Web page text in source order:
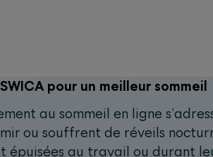
pour un meilleur sommeil
au sommeil en ligne
ou souffrent de réveils
épuisées au travail ou durant